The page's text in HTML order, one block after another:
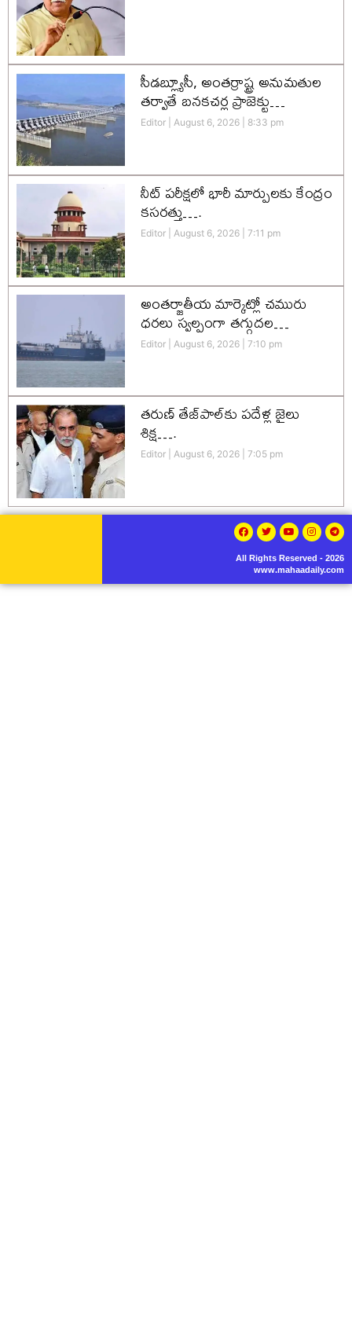
సీడబ్ల్యూసీ, అంతర్రాష్ట్ర అనుమతుల
తర్వాతే బనకచర్ల ప్రాజెక్టు…
Editor August 6, 2026 8:33 pm
నీట్ పరీక్షలో భారీ మార్పులకు కేంద్రం
కసరత్తు….
Editor August 6, 2026 7:11 pm
అంతర్జాతీయ మార్కెట్లో చమురు
ధరలు స్వల్పంగా తగ్గుదల…
Editor August 6, 2026 7:10 pm
తరుణ్ తేజ్‌పాల్‌కు పదేళ్ల జైలు
శిక్ష….
Editor August 6, 2026 7:05 pm
All Rights Reserved - 2026
www.mahaadaily.com